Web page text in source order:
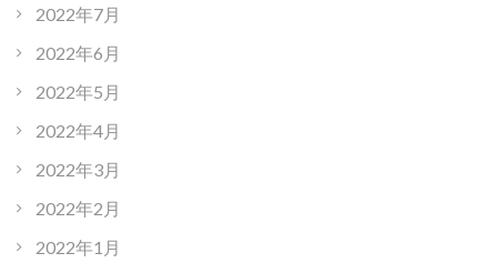
2022年7月
2022年6月
2022年5月
2022年4月
2022年3月
2022年2月
2022年1月